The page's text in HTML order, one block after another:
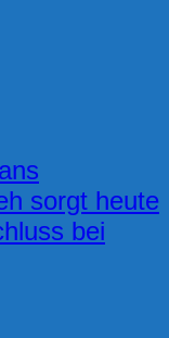
sorgt heute
bei